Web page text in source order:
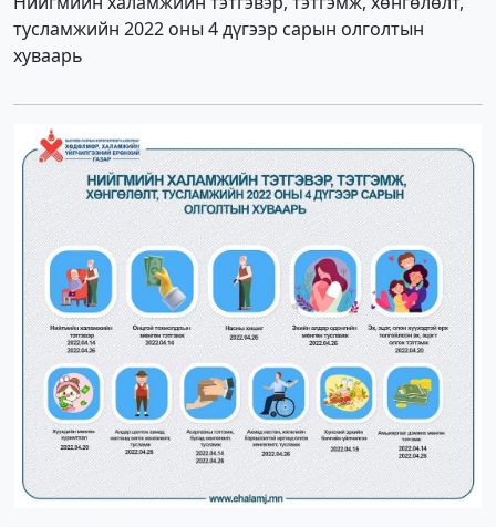
тусламжийн 2022 оны 4 дүгээр сарын олголтын
хуваарь